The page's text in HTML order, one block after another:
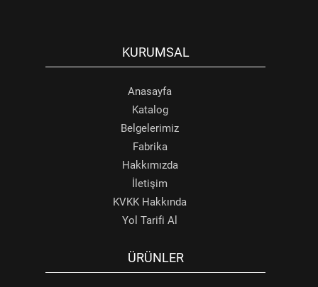
KURUMSAL
Anasayfa
Katalog
Belgelerimiz
Fabrika
Hakkımızda
İletişim
KVKK Hakkında
Yol Tarifi Al
ÜRÜNLER